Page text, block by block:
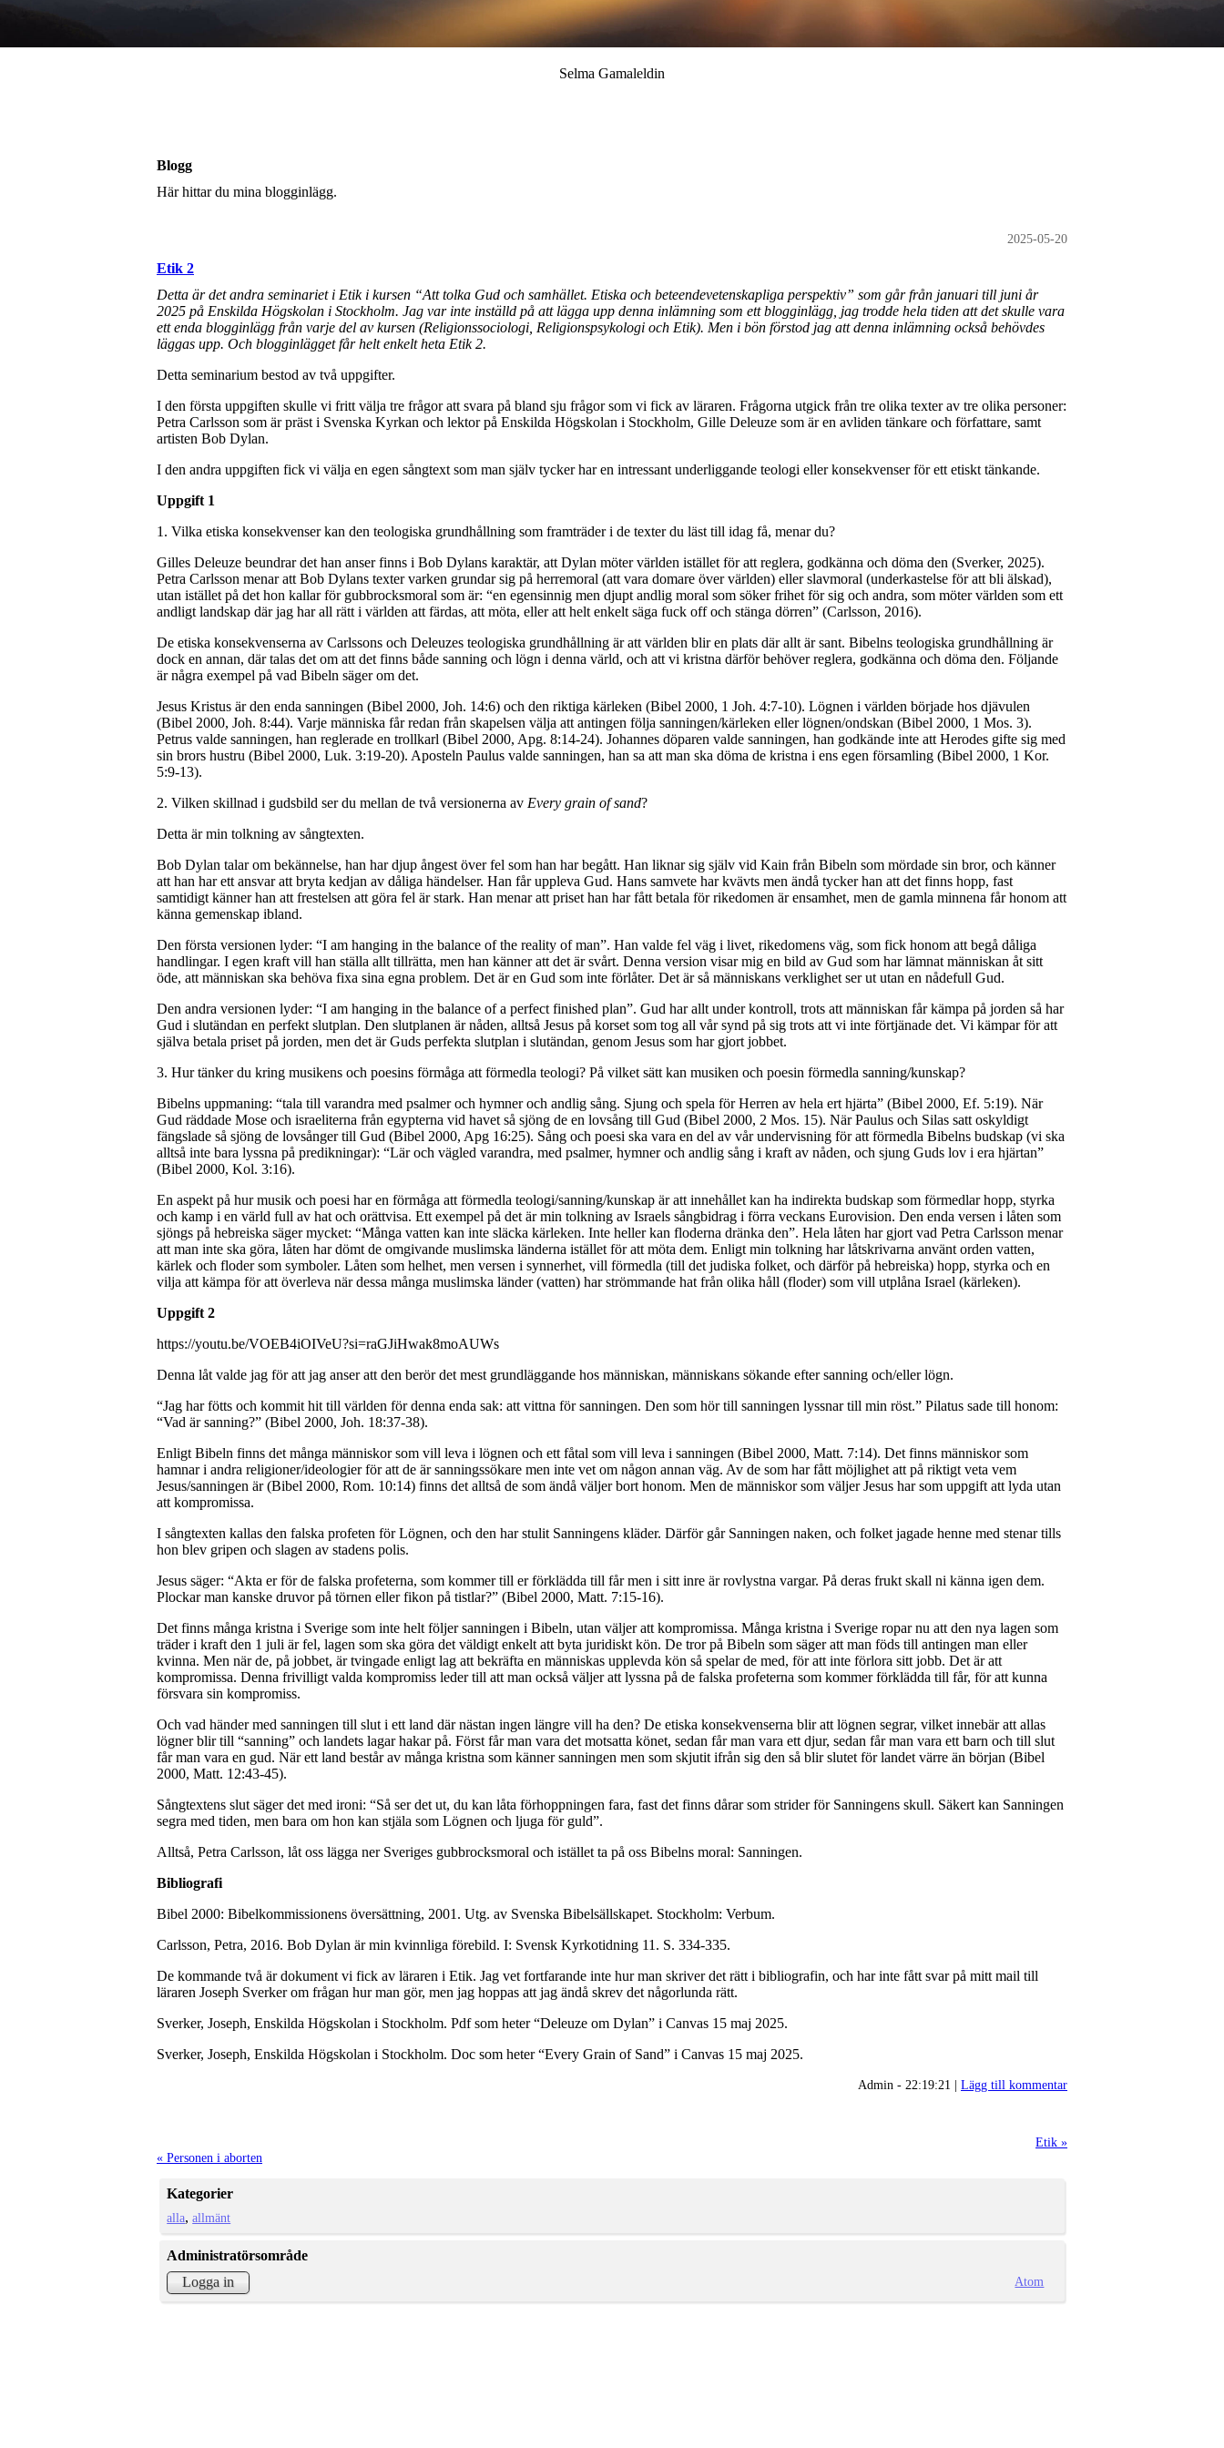
Selma Gamaleldin
Blogg
Här hittar du mina blogginlägg.
2025-05-20
Etik 2
Detta är det andra seminariet i Etik i kursen “Att tolka Gud och samhället. Etiska och beteendevetenskapliga perspektiv” som går från januari till juni år
2025 på Enskilda Högskolan i Stockholm. Jag var inte inställd på att lägga upp denna inlämning som ett blogginlägg, jag trodde hela tiden att det skulle vara
ett enda blogginlägg från varje del av kursen (Religionssociologi, Religionspsykologi och Etik). Men i bön förstod jag att denna inlämning också behövdes
läggas upp. Och blogginlägget får helt enkelt heta Etik 2.
Detta seminarium bestod av två uppgifter.
I den första uppgiften skulle vi fritt välja tre frågor att svara på bland sju frågor som vi fick av läraren. Frågorna utgick från tre olika texter av tre olika personer:
Petra Carlsson som är präst i Svenska Kyrkan och lektor på Enskilda Högskolan i Stockholm, Gille Deleuze som är en avliden tänkare och författare, samt
artisten Bob Dylan.
I den andra uppgiften fick vi välja en egen sångtext som man själv tycker har en intressant underliggande teologi eller konsekvenser för ett etiskt tänkande.
Uppgift 1
1. Vilka etiska konsekvenser kan den teologiska grundhållning som framträder i de texter du läst till idag få, menar du?
Gilles Deleuze beundrar det han anser finns i Bob Dylans karaktär, att Dylan möter världen istället för att reglera, godkänna och döma den (Sverker, 2025).
Petra Carlsson menar att Bob Dylans texter varken grundar sig på herremoral (att vara domare över världen) eller slavmoral (underkastelse för att bli älskad),
utan istället på det hon kallar för gubbrocksmoral som är: “en egensinnig men djupt andlig moral som söker frihet för sig och andra, som möter världen som ett
andligt landskap där jag har all rätt i världen att färdas, att möta, eller att helt enkelt säga fuck off och stänga dörren” (Carlsson, 2016).
De etiska konsekvenserna av Carlssons och Deleuzes teologiska grundhållning är att världen blir en plats där allt är sant. Bibelns teologiska grundhållning är
dock en annan, där talas det om att det finns både sanning och lögn i denna värld, och att vi kristna därför behöver reglera, godkänna och döma den. Följande
är några exempel på vad Bibeln säger om det.
Jesus Kristus är den enda sanningen (Bibel 2000, Joh. 14:6) och den riktiga kärleken (Bibel 2000, 1 Joh. 4:7-10). Lögnen i världen började hos djävulen
(Bibel 2000, Joh. 8:44). Varje människa får redan från skapelsen välja att antingen följa sanningen/kärleken eller lögnen/ondskan (Bibel 2000, 1 Mos. 3).
Petrus valde sanningen, han reglerade en trollkarl (Bibel 2000, Apg. 8:14-24). Johannes döparen valde sanningen, han godkände inte att Herodes gifte sig med
sin brors hustru (Bibel 2000, Luk. 3:19-20). Aposteln Paulus valde sanningen, han sa att man ska döma de kristna i ens egen församling (Bibel 2000, 1 Kor.
5:9-13).
2. Vilken skillnad i gudsbild ser du mellan de två versionerna av Every grain of sand?
Detta är min tolkning av sångtexten.
Bob Dylan talar om bekännelse, han har djup ångest över fel som han har begått. Han liknar sig själv vid Kain från Bibeln som mördade sin bror, och känner
att han har ett ansvar att bryta kedjan av dåliga händelser. Han får uppleva Gud. Hans samvete har kvävts men ändå tycker han att det finns hopp, fast
samtidigt känner han att frestelsen att göra fel är stark. Han menar att priset han har fått betala för rikedomen är ensamhet, men de gamla minnena får honom att
känna gemenskap ibland.
Den första versionen lyder: “I am hanging in the balance of the reality of man”. Han valde fel väg i livet, rikedomens väg, som fick honom att begå dåliga
handlingar. I egen kraft vill han ställa allt tillrätta, men han känner att det är svårt. Denna version visar mig en bild av Gud som har lämnat människan åt sitt
öde, att människan ska behöva fixa sina egna problem. Det är en Gud som inte förlåter. Det är så människans verklighet ser ut utan en nådefull Gud.
Den andra versionen lyder: “I am hanging in the balance of a perfect finished plan”. Gud har allt under kontroll, trots att människan får kämpa på jorden så har
Gud i slutändan en perfekt slutplan. Den slutplanen är nåden, alltså Jesus på korset som tog all vår synd på sig trots att vi inte förtjänade det. Vi kämpar för att
själva betala priset på jorden, men det är Guds perfekta slutplan i slutändan, genom Jesus som har gjort jobbet.
3. Hur tänker du kring musikens och poesins förmåga att förmedla teologi? På vilket sätt kan musiken och poesin förmedla sanning/kunskap?
Bibelns uppmaning: “tala till varandra med psalmer och hymner och andlig sång. Sjung och spela för Herren av hela ert hjärta” (Bibel 2000, Ef. 5:19). När
Gud räddade Mose och israeliterna från egypterna vid havet så sjöng de en lovsång till Gud (Bibel 2000, 2 Mos. 15). När Paulus och Silas satt oskyldigt
fängslade så sjöng de lovsånger till Gud (Bibel 2000, Apg 16:25). Sång och poesi ska vara en del av vår undervisning för att förmedla Bibelns budskap (vi ska
alltså inte bara lyssna på predikningar): “Lär och vägled varandra, med psalmer, hymner och andlig sång i kraft av nåden, och sjung Guds lov i era hjärtan”
(Bibel 2000, Kol. 3:16).
En aspekt på hur musik och poesi har en förmåga att förmedla teologi/sanning/kunskap är att innehållet kan ha indirekta budskap som förmedlar hopp, styrka
och kamp i en värld full av hat och orättvisa. Ett exempel på det är min tolkning av Israels sångbidrag i förra veckans Eurovision. Den enda versen i låten som
sjöngs på hebreiska säger mycket: “Många vatten kan inte släcka kärleken. Inte heller kan floderna dränka den”. Hela låten har gjort vad Petra Carlsson menar
att man inte ska göra, låten har dömt de omgivande muslimska länderna istället för att möta dem. Enligt min tolkning har låtskrivarna använt orden vatten,
kärlek och floder som symboler. Låten som helhet, men versen i synnerhet, vill förmedla (till det judiska folket, och därför på hebreiska) hopp, styrka och en
vilja att kämpa för att överleva när dessa många muslimska länder (vatten) har strömmande hat från olika håll (floder) som vill utplåna Israel (kärleken).
Uppgift 2
https://youtu.be/VOEB4iOIVeU?si=raGJiHwak8moAUWs
Denna låt valde jag för att jag anser att den berör det mest grundläggande hos människan, människans sökande efter sanning och/eller lögn.
“Jag har fötts och kommit hit till världen för denna enda sak: att vittna för sanningen. Den som hör till sanningen lyssnar till min röst.” Pilatus sade till honom:
“Vad är sanning?” (Bibel 2000, Joh. 18:37-38).
Enligt Bibeln finns det många människor som vill leva i lögnen och ett fåtal som vill leva i sanningen (Bibel 2000, Matt. 7:14). Det finns människor som
hamnar i andra religioner/ideologier för att de är sanningssökare men inte vet om någon annan väg. Av de som har fått möjlighet att på riktigt veta vem
Jesus/sanningen är (Bibel 2000, Rom. 10:14) finns det alltså de som ändå väljer bort honom. Men de människor som väljer Jesus har som uppgift att lyda utan
att kompromissa.
I sångtexten kallas den falska profeten för Lögnen, och den har stulit Sanningens kläder. Därför går Sanningen naken, och folket jagade henne med stenar tills
hon blev gripen och slagen av stadens polis.
Jesus säger: “Akta er för de falska profeterna, som kommer till er förklädda till får men i sitt inre är rovlystna vargar. På deras frukt skall ni känna igen dem.
Plockar man kanske druvor på törnen eller fikon på tistlar?” (Bibel 2000, Matt. 7:15-16).
Det finns många kristna i Sverige som inte helt följer sanningen i Bibeln, utan väljer att kompromissa. Många kristna i Sverige ropar nu att den nya lagen som
träder i kraft den 1 juli är fel, lagen som ska göra det väldigt enkelt att byta juridiskt kön. De tror på Bibeln som säger att man föds till antingen man eller
kvinna. Men när de, på jobbet, är tvingade enligt lag att bekräfta en människas upplevda kön så spelar de med, för att inte förlora sitt jobb. Det är att
kompromissa. Denna frivilligt valda kompromiss leder till att man också väljer att lyssna på de falska profeterna som kommer förklädda till får, för att kunna
försvara sin kompromiss.
Och vad händer med sanningen till slut i ett land där nästan ingen längre vill ha den? De etiska konsekvenserna blir att lögnen segrar, vilket innebär att allas
lögner blir till “sanning” och landets lagar hakar på. Först får man vara det motsatta könet, sedan får man vara ett djur, sedan får man vara ett barn och till slut
får man vara en gud. När ett land består av många kristna som känner sanningen men som skjutit ifrån sig den så blir slutet för landet värre än början (Bibel
2000, Matt. 12:43-45).
Sångtextens slut säger det med ironi: “Så ser det ut, du kan låta förhoppningen fara, fast det finns dårar som strider för Sanningens skull. Säkert kan Sanningen
segra med tiden, men bara om hon kan stjäla som Lögnen och ljuga för guld”.
Alltså, Petra Carlsson, låt oss lägga ner Sveriges gubbrocksmoral och istället ta på oss Bibelns moral: Sanningen.
Bibliografi
Bibel 2000: Bibelkommissionens översättning, 2001. Utg. av Svenska Bibelsällskapet. Stockholm: Verbum.
Carlsson, Petra, 2016. Bob Dylan är min kvinnliga förebild. I: Svensk Kyrkotidning 11. S. 334-335.
De kommande två är dokument vi fick av läraren i Etik. Jag vet fortfarande inte hur man skriver det rätt i bibliografin, och har inte fått svar på mitt mail till
läraren Joseph Sverker om frågan hur man gör, men jag hoppas att jag ändå skrev det någorlunda rätt.
Sverker, Joseph, Enskilda Högskolan i Stockholm. Pdf som heter “Deleuze om Dylan” i Canvas 15 maj 2025.
Sverker, Joseph, Enskilda Högskolan i Stockholm. Doc som heter “Every Grain of Sand” i Canvas 15 maj 2025.
Admin - 22:19:21 | Lägg till kommentar
Etik »
« Personen i aborten
Kategorier
alla allmänt
Administratörsområde
Logga in
Atom